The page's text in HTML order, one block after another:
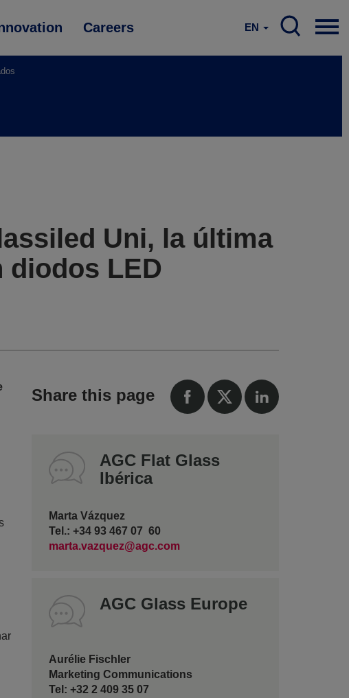
Careers EN
Uni, la última
LED
Share this page
AGC Flat Glass
Ibérica
Marta Vázquez
Tel.: +34 93 467 07 60
marta.vazquez@agc.com
AGC Glass Europe
Aurélie Fischler
Marketing Communications
Tel: +32 2 409 35 07